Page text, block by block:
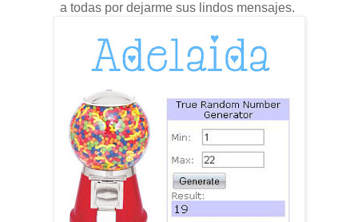
a todas por dejarme sus lindos mensajes.